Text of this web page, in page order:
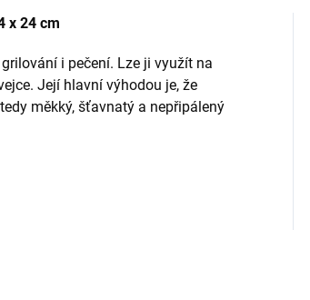
x 24 cm
i pečení. Lze ji využít na
Její hlavní výhodou je, že
měkký, šťavnatý a nepřipálený